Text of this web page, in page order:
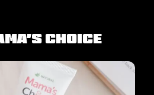
Choice